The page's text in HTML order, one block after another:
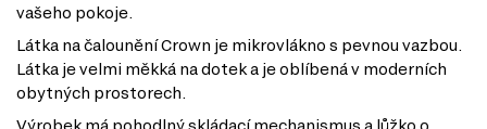
vašeho pokoje.
Látka na čalounění Crown je mikrovlákno s pevnou vazbou.
Látka je velmi měkká na dotek a je oblíbená v moderních
obytných prostorech.